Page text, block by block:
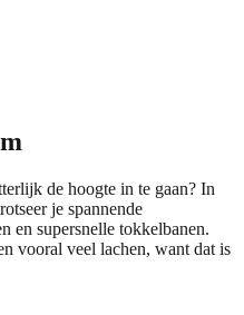
de hoogte in te gaan? In
je spannende
en supersnelle tokkelbanen.
vooral veel lachen, want dat is